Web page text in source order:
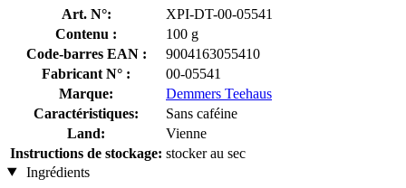
Art. N°:
XPI-DT-00-05541
Contenu :
100 g
Code-barres EAN :
9004163055410
Fabricant N° :
00-05541
Marque:
Demmers Teehaus
Caractéristiques:
Sans caféine
Land:
Vienne
Instructions de stockage: stocker au sec
Ingrédients